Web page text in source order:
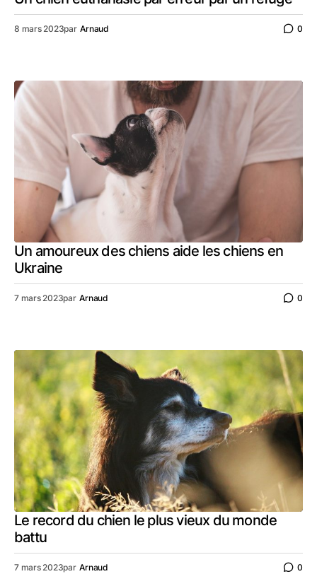
8 mars 2023par Arnaud 0
Un amoureux des chiens aide les chiens en
Ukraine
7 mars 2023par Arnaud 0
Le record du chien le plus vieux du monde
battu
7 mars 2023par Arnaud 0